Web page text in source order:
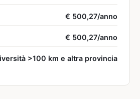
€ 500,27/anno
€ 500,27/anno
>100 km e altra provincia